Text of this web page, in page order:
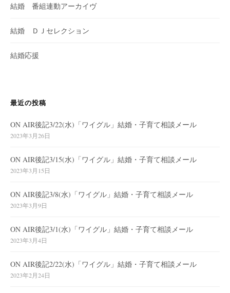
結婚 番組連動アーカイヴ
結婚 ＤＪセレクション
結婚応援
最近の投稿
ON AIR後記3/22(水)「ワイグル」結婚・子育て相談メール
2023年3月26日
ON AIR後記3/15(水)「ワイグル」結婚・子育て相談メール
2023年3月15日
ON AIR後記3/8(水)「ワイグル」結婚・子育て相談メール
2023年3月9日
ON AIR後記3/1(水)「ワイグル」結婚・子育て相談メール
2023年3月4日
ON AIR後記2/22(水)「ワイグル」結婚・子育て相談メール
2023年2月24日